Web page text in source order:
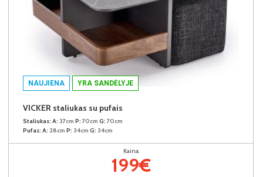
NAUJIENA YRA SANDĖLYJE
VICKER staliukas su pufais
Staliukas: A: 37cm P: 70cm G: 70cm
Pufas: A: 28cm P: 34cm G: 34cm
Kaina:
199€